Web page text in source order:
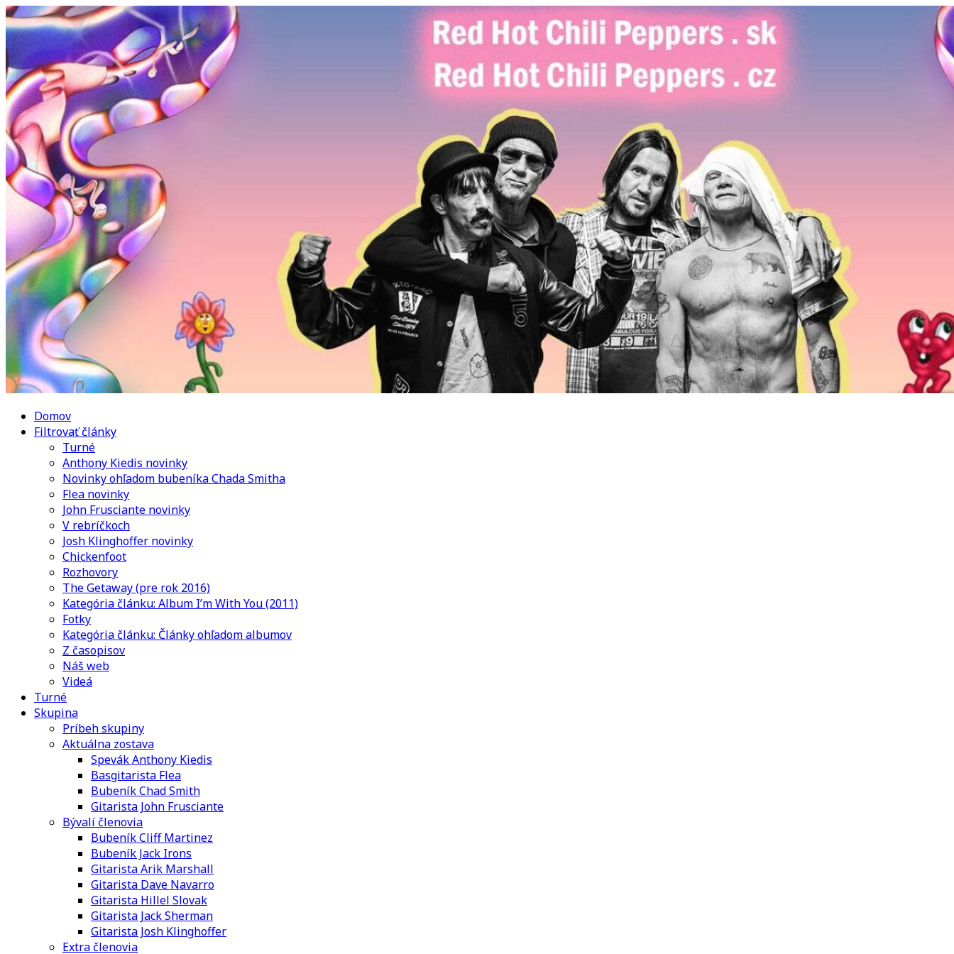
Domov
Filtrovať články
Turné
Anthony Kiedis novinky
Novinky ohľadom bubeníka Chada Smitha
Flea novinky
John Frusciante novinky
V rebríčkoch
Josh Klinghoffer novinky
Chickenfoot
Rozhovory
The Getaway (pre rok 2016)
Kategória článku: Album I’m With You (2011)
Fotky
Kategória článku: Články ohľadom albumov
Z časopisov
Náš web
Videá
Turné
Skupina
Príbeh skupiny
Aktuálna zostava
Spevák Anthony Kiedis
Basgitarista Flea
Bubeník Chad Smith
Gitarista John Frusciante
Bývalí členovia
Bubeník Cliff Martinez
Bubeník Jack Irons
Gitarista Arik Marshall
Gitarista Dave Navarro
Gitarista Hillel Slovak
Gitarista Jack Sherman
Gitarista Josh Klinghoffer
Extra členovia